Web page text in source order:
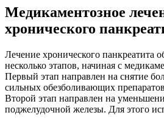
Медикаментозное
хронического
Лечение хронического панкреатита
несколько этапов, начиная с
Первый этап направлен на снятие
сильных обезболивающих
Второй этап направлен на
поджелудочной железы. Для этого